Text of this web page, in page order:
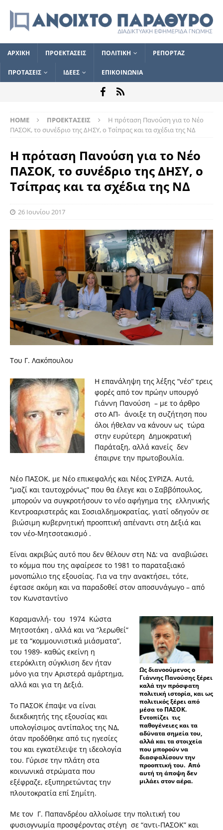
ΑΡΧΙΚΗ ΠΡΟΕΚΤΑΣΕΙΣ ΠΟΛΙΤΙΚΗ ΡΕΠΟΡΤΑΖ
ΠΡΟΤΑΣΕΙΣ ΙΔΕΕΣ ΕΠΙΚΟΙΝΩΝΙΑ
HOME ΠΡΟΕΚΤΑΣΕΙΣ
Η πρόταση Πανούση για το Νέο
ΠΑΣΟΚ, το συνέδριο της ΔΗΣΥ, ο Τσίπρας και τα σχέδια της ΝΔ
Η πρόταση Πανούση για το Νέο
ΠΑΣΟΚ, το συνέδριο της ΔΗΣΥ, ο
Τσίπρας και τα σχέδια της ΝΔ
26 Ιουνίου 2017
Του Γ. Λακόπουλου
Η επανάληψη της λέξης “νέο” τρεις
φορές από τον πρώην υπουργό
Γιάννη Πανούση – με το άρθρο
στο ΑΠ- άνοιξε τη συζήτηση που
όλοι ήθελαν να κάνουν ως τώρα
στην ευρύτερη Δημοκρατική
Παράταξη, αλλά κανείς δεν
έπαιρνε την πρωτοβουλία.
Νέο ΠΑΣΟΚ, με Νέο επικεφαλής και Νέος ΣΥΡΙΖΑ. Αυτά,
“μαζί και ταυτοχρόνως” που θα έλεγε και ο Σαββόπουλος,
μπορούν να συγκροτήσουν το νέο αφήγημα της ελληνικής
Κεντροαριστεράς και Σοσιαλδημοκρατίας, γιατί οδηγούν σε
βιώσιμη κυβερνητική προοπτική απέναντι στη Δεξιά και
τον νέο-Μητσοτακισμό .
Είναι ακριβώς αυτό που δεν θέλουν στη ΝΔ: να αναβιώσει
το κόμμα που της αφαίρεσε το 1981 το παραταξιακό
μονοπώλιο της εξουσίας. Για να την ανακτήσει, τότε,
έφτασε ακόμη και να παραδοθεί στον αποσυνάγωγο – από
τον Κωνσταντίνο
Ως διανοούμενος ο
Γιάννης Πανούσης ξέρει
καλά την πρόσφατη
πολιτική ιστορία, και ως
πολιτικός ξέρει από
μέσα το ΠΑΣΟΚ.
Εντοπίζει τις
παθογένειες και τα
αδύνατα σημεία του,
αλλά και τα στοιχεία
που μπορούν να
διασφαλίσουν την
προοπτική του. Από
αυτή τη άποψη δεν
μιλάει στον αέρα.
Καραμανλή- του 1974 Κώστα
Μητσοτάκη , αλλά και να “λερωθεί”
με τα “κομμουνιστικά μιάσματα”,
του 1989- καθώς εκείνη η
ετερόκλιτη σύγκλιση δεν ήταν
μόνο για την Αριστερά αμάρτημα,
αλλά και για τη Δεξιά.
Το ΠΑΣΟΚ έπαψε να είναι
διεκδικητής της εξουσίας και
υπολογίσιμος αντίπαλος της ΝΔ,
όταν προδόθηκε από τις ηγεσίες
του και εγκατέλειψε τη ιδεολογία
του. Γύρισε την πλάτη στα
κοινωνικά στρώματα που
εξέφραζε, εξυπηρετώντας την
πλουτοκρατία επί Σημίτη.
Με τον Γ. Παπανδρέου αλλοίωσε την πολιτική του
φυσιογνωμία προσφέροντας στέγη σε “αντι-ΠΑΣΟΚ” και